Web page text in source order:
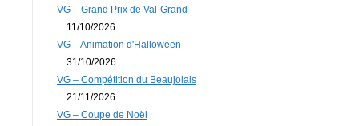
VG – Grand Prix de Val-Grand
11/10/2026
VG – Animation d'Halloween
31/10/2026
VG – Compétition du Beaujolais
21/11/2026
VG – Coupe de Noël